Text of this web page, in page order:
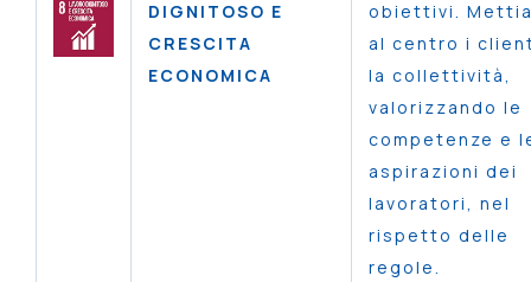
DIGNITOSO E
CRESCITA
ECONOMICA
obiettivi.
al centro i
la collettività,
valorizzando le
competenze e
aspirazioni dei
lavoratori, nel
rispetto delle
regole.